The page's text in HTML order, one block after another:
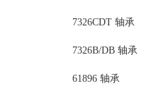
7326CDT 轴承
7326B/DB 轴承
61896 轴承